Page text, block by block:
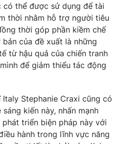
thức nếu không có sự chấp
VTV.vn khi phát hành lại
có thể được sử dụng để tài
thời nhằm hỗ trợ người tiêu
thời góp phần kiềm chế
của đề xuất là những
từ hậu quả của chiến tranh
để giảm thiểu tác động
Stephanie Craxi cũng có
kiến này, nhấn mạnh
triển biện pháp này với
hành trong lĩnh vực năng